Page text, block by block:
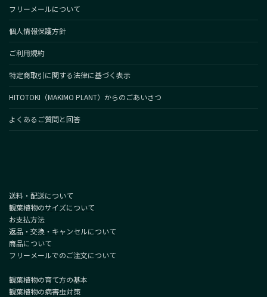
フリーメールについて
個人情報保護方針
ご利用規約
特定商取引に関する法律に基づく表示
HITOTOKI（MAKIMO PLANT）からのごあいさつ
よくあるご質問と回答
送料・配送について
観葉植物のサイズについて
お支払方法
返品・交換・キャンセルについて
商品について
フリーメールでのご注文について
観葉植物の育て方の基本
観葉植物の病害虫対策